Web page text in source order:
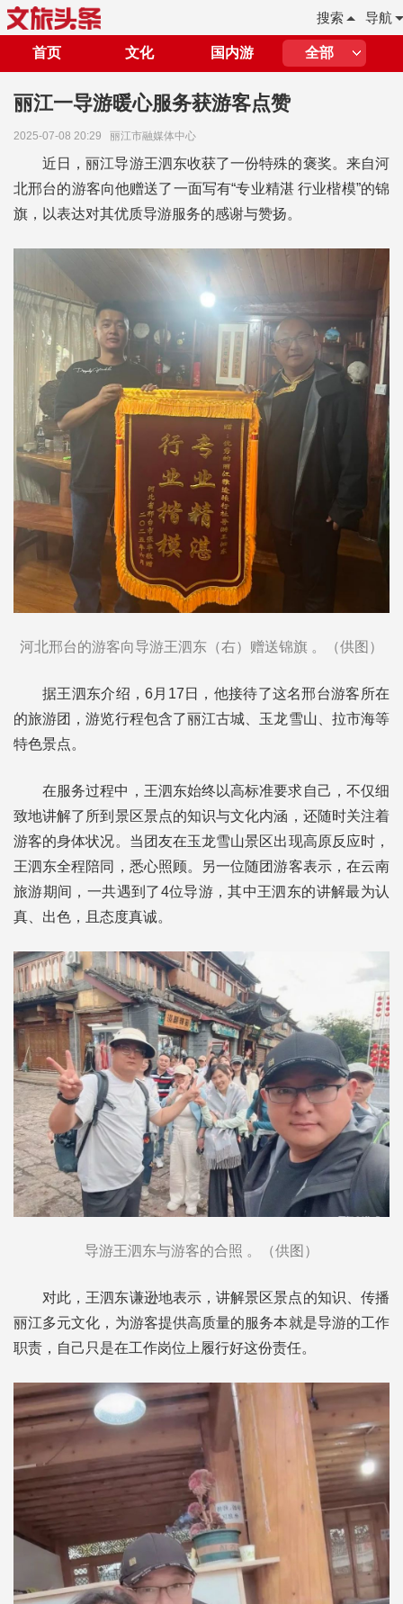
导航
搜索
首页 文化 国内游 全部
丽江一导游暖心服务获游客点赞
2025-07-08 20:29 丽江市融媒体中心
近日，丽江导游王泗东收获了一份特殊的褒奖。来自河
北邢台的游客向他赠送了一面写有“专业精湛 行业楷模”的锦
旗，以表达对其优质导游服务的感谢与赞扬。
河北邢台的游客向导游王泗东（右）赠送锦旗 。（供图）
据王泗东介绍，6月17日，他接待了这名邢台游客所在
的旅游团，游览行程包含了丽江古城、玉龙雪山、拉市海等
特色景点。
在服务过程中，王泗东始终以高标准要求自己，不仅细
致地讲解了所到景区景点的知识与文化内涵，还随时关注着
游客的身体状况。当团友在玉龙雪山景区出现高原反应时，
王泗东全程陪同，悉心照顾。另一位随团游客表示，在云南
旅游期间，一共遇到了4位导游，其中王泗东的讲解最为认
真、出色，且态度真诚。
导游王泗东与游客的合照 。（供图）
对此，王泗东谦逊地表示，讲解景区景点的知识、传播
丽江多元文化，为游客提供高质量的服务本就是导游的工作
职责，自己只是在工作岗位上履行好这份责任。